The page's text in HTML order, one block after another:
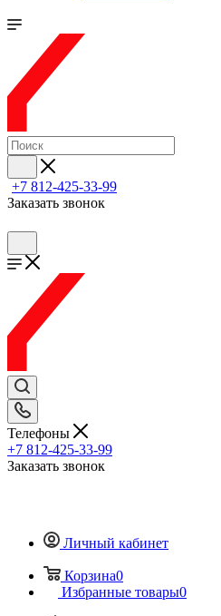
+7 812-425-33-99
Заказать звонок
Телефоны
+7 812-425-33-99
Заказать звонок
Личный кабинет
Корзина0
Избранные товары0